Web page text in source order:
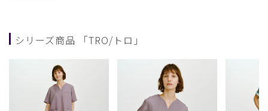
シリーズ商品 「TRO/トロ」